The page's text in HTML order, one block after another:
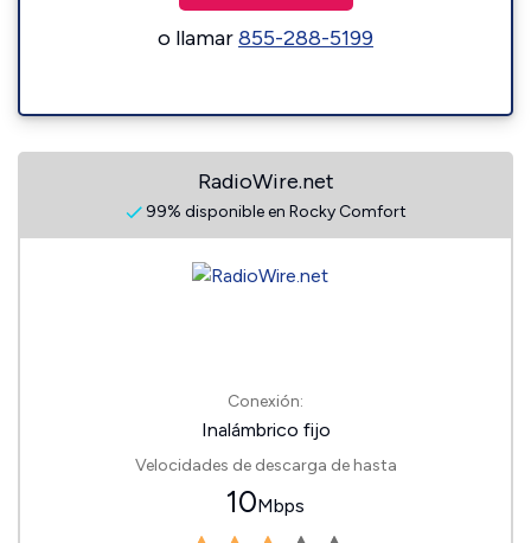
o llamar855-288-5199
RadioWire.net
99% disponible en Rocky Comfort
Conexión:
Inalámbrico fijo
Velocidades de descarga de hasta
10Mbps